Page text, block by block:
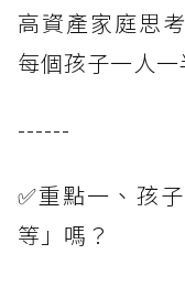
高資產家庭思
每個孩子一人一
------
✅重點一、孩
等」嗎？